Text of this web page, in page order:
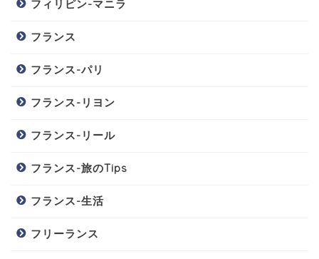
フィリピン-マニラ
フランス
フランス-パリ
フランス-リヨン
フランス-リール
フランス-旅のTips
フランス-生活
フリーランス